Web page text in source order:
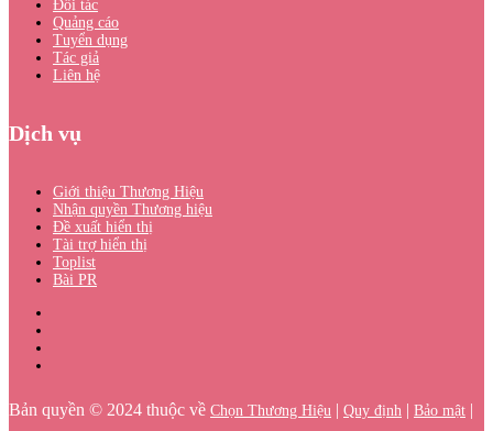
Đối tác
Quảng cáo
Tuyển dụng
Tác giả
Liên hệ
Dịch vụ
Giới thiệu Thương Hiệu
Nhận quyền Thương hiệu
Đề xuất hiển thị
Tài trợ hiển thị
Toplist
Bài PR
Bản quyền © 2024 thuộc về Chọn Thương Hiệu | Quy định | Bảo mật |